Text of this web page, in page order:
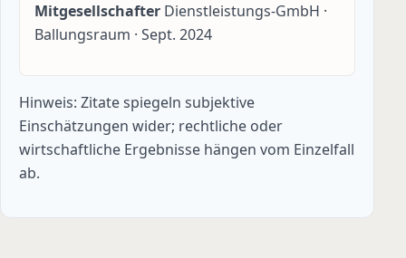
Mitgesellschafter Dienstleistungs-GmbH ·
Ballungsraum · Sept. 2024
Hinweis: Zitate spiegeln subjektive
Einschätzungen wider; rechtliche oder
wirtschaftliche Ergebnisse hängen vom Einzelfall
ab.